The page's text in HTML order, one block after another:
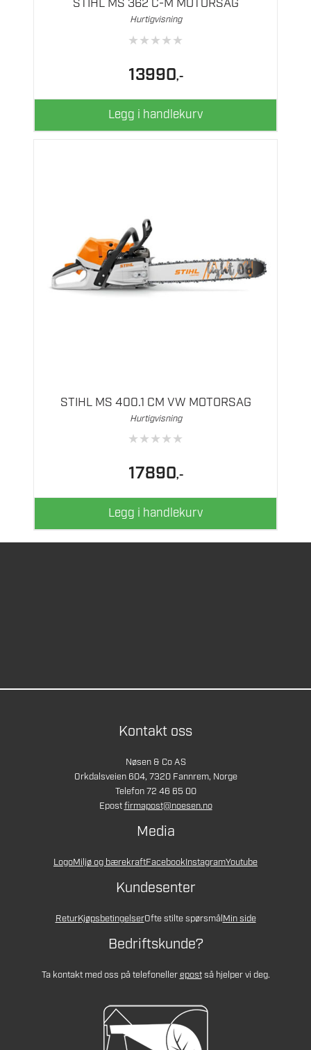
STIHL MS 362 C-M MOTORSAG
Hurtigvisning
★★★★★
13990,-
Legg i handlekurv
STIHL MS 400.1 CM VW MOTORSAG
Hurtigvisning
★★★★★
17890,-
Legg i handlekurv
Kontakt oss
Nøsen & Co AS
Orkdalsveien 604, 7320 Fannrem, Norge
Telefon 72 46 65 00
Epostfirmapost@noesen.no
Media
LogoMiljø og bærekraftFacebookInstagramYoutube
Kundesenter
ReturKjøpsbetingelserOfte stilte spørsmålMin side
Bedriftskunde?
Ta kontakt med oss på telefonellerepostså hjelper vi deg.